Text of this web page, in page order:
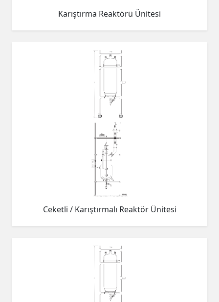
Karıştırma Reaktörü Ünitesi
Ceketli / Karıştırmalı Reaktör Ünitesi